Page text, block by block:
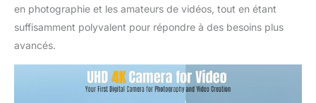
brancher sur le courant
alternatif ou sur une
d'une utilisation
continue. 【Surprise】
Cette caméra compacte
en photographie et les amateurs de vidéos, tout en étant
suffisamment polyvalent pour répondre à des besoins plus
avancés.